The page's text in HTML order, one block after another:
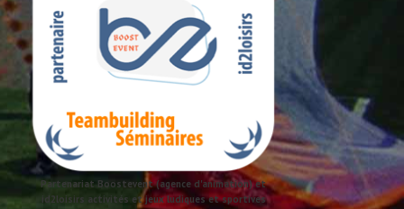
Partenariat Boostevent (agence d'animation) et
id2loisirs activités et jeux ludiques et sportives